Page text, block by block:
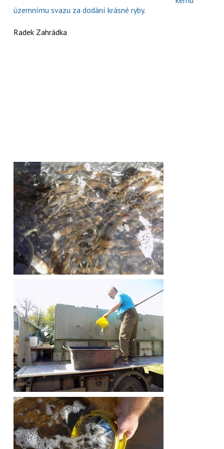
územnímu svazu za dodání krásné ryby.
Radek Zahrádka